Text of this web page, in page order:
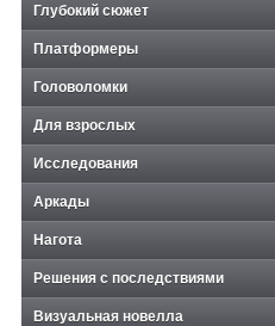
Глубокий сюжет
Платформеры
Головоломки
Для взрослых
Исследования
Аркады
Нагота
Решения с последствиями
Визуальная новелла